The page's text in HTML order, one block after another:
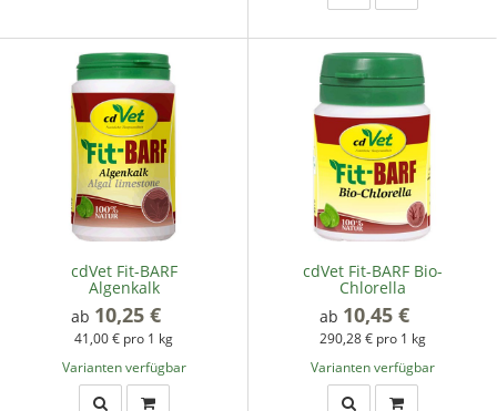
cdVet Fit-BARF
Algenkalk
ab 10,25 €
41,00 € pro 1 kg
Varianten verfügbar
cdVet Fit-BARF Bio-
Chlorella
ab 10,45 €
290,28 € pro 1 kg
Varianten verfügbar